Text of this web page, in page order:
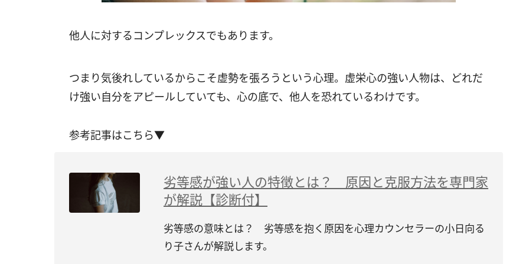
他人に対するコンプレックスでもあります。
つまり気後れしているからこそ虚勢を張ろうという心理。虚栄心の強い人物は、どれだ
け強い自分をアピールしていても、心の底で、他人を恐れているわけです。
参考記事はこちら▼
劣等感が強い人の特徴とは？ 原因と克服方法を専門家
が解説【診断付】
劣等感の意味とは？ 劣等感を抱く原因を心理カウンセラーの小日向る
り子さんが解説します。